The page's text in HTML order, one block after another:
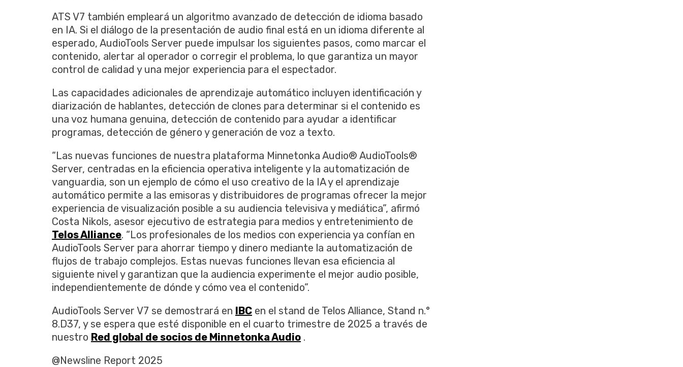
ATS V7 también empleará un algoritmo avanzado de detección de idioma basado
en IA. Si el diálogo de la presentación de audio final está en un idioma diferente al
esperado, AudioTools Server puede impulsar los siguientes pasos, como marcar el
contenido, alertar al operador o corregir el problema, lo que garantiza un mayor
control de calidad y una mejor experiencia para el espectador.
Las capacidades adicionales de aprendizaje automático incluyen identificación y
diarización de hablantes, detección de clones para determinar si el contenido es
una voz humana genuina, detección de contenido para ayudar a identificar
programas, detección de género y generación de voz a texto.
“Las nuevas funciones de nuestra plataforma Minnetonka Audio® AudioTools®
Server, centradas en la eficiencia operativa inteligente y la automatización de
vanguardia, son un ejemplo de cómo el uso creativo de la IA y el aprendizaje
automático permite a las emisoras y distribuidores de programas ofrecer la mejor
experiencia de visualización posible a su audiencia televisiva y mediática”, afirmó
Costa Nikols, asesor ejecutivo de estrategia para medios y entretenimiento de
Telos Alliance. “Los profesionales de los medios con experiencia ya confían en
AudioTools Server para ahorrar tiempo y dinero mediante la automatización de
flujos de trabajo complejos. Estas nuevas funciones llevan esa eficiencia al
siguiente nivel y garantizan que la audiencia experimente el mejor audio posible,
independientemente de dónde y cómo vea el contenido”.
AudioTools Server V7 se demostrará en IBC en el stand de Telos Alliance, Stand n.°
8.D37, y se espera que esté disponible en el cuarto trimestre de 2025 a través de
nuestro Red global de socios de Minnetonka Audio .
@Newsline Report 2025